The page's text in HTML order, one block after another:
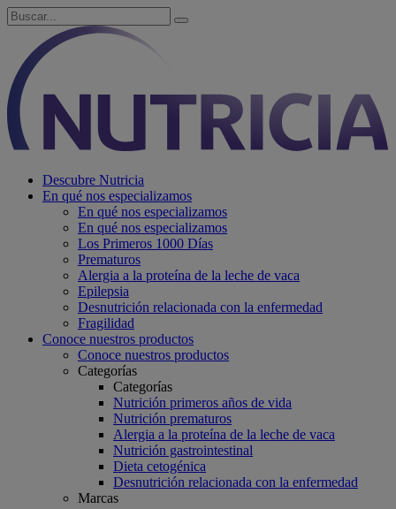
Descubre Nutricia
En qué nos especializamos
En qué nos especializamos
En qué nos especializamos
Los Primeros 1000 Días
Prematuros
Alergia a la proteína de la leche de vaca
Epilepsia
Desnutrición relacionada con la enfermedad
Fragilidad
Conoce nuestros productos
Conoce nuestros productos
Categorías
Categorías
Nutrición primeros años de vida
Nutrición prematuros
Alergia a la proteína de la leche de vaca
Nutrición gastrointestinal
Dieta cetogénica
Desnutrición relacionada con la enfermedad
Marcas